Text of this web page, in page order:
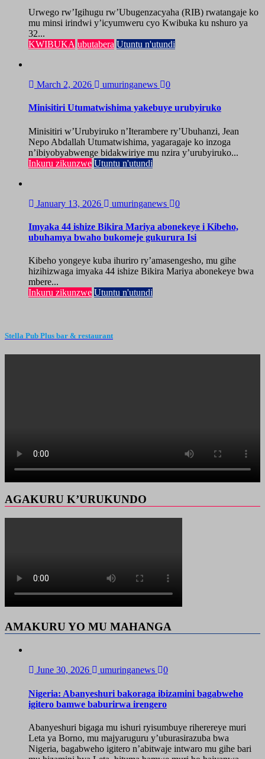
Urwego rw’Igihugu rw’Ubugenzacyaha (RIB) rwatangaje ko
mu minsi irindwi y’icyumweru cyo Kwibuka ku nshuro ya
32...
KWIBUKA ubutabera Utuntu n'utundi
March 2, 2026 umuringanews 0
Minisitiri Utumatwishima yakebuye urubyiruko
Minisitiri w’Urubyiruko n’Iterambere ry’Ubuhanzi, Jean
Nepo Abdallah Utumatwishima, yagaragaje ko inzoga
n’ibiyobyabwenge bidakwiriye mu nzira y’urubyiruko...
Inkuru zikunzwe Utuntu n'utundi
January 13, 2026 umuringanews 0
Imyaka 44 ishize Bikira Mariya abonekeye i Kibeho,
ubuhamya bwaho bukomeje gukurura Isi
Kibeho yongeye kuba ihuriro ry’amasengesho, mu gihe
hizihizwaga imyaka 44 ishize Bikira Mariya abonekeye bwa
mbere...
Inkuru zikunzwe Utuntu n'utundi
Stella Pub Plus bar & restaurant
AGAKURU K’URUKUNDO
AMAKURU YO MU MAHANGA
June 30, 2026 umuringanews 0
Nigeria: Abanyeshuri bakoraga ibizamini bagabweho
igitero bamwe baburirwa irengero
Abanyeshuri bigaga mu ishuri ryisumbuye riherereye muri
Leta ya Borno, mu majyaruguru y’uburasirazuba bwa
Nigeria, bagabweho igitero n’abitwaje intwaro mu gihe bari